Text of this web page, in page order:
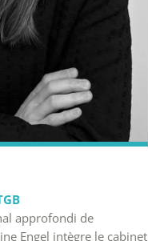
approfondi de
Engel intègre le cabinet